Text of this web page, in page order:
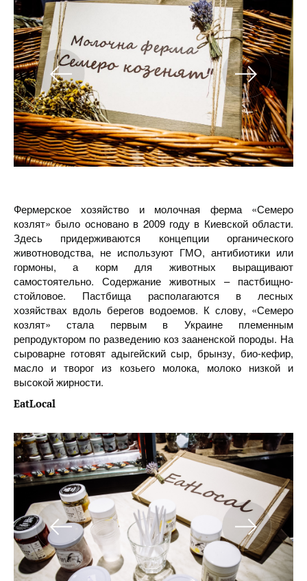
Фермерское хозяйство и молочная ферма «Семеро
козлят» было основано в 2009 году в Киевской области.
Здесь придерживаются концепции органического
животноводства, не используют ГМО, антибиотики или
гормоны, а корм для животных выращивают
самостоятельно. Содержание животных – пастбищно-
стойловое. Пастбища располагаются в лесных
хозяйствах вдоль берегов водоемов. К слову, «Семеро
козлят» стала первым в Украине племенным
репродуктором по разведению коз зааненской породы. На
сыроварне готовят адыгейский сыр, брынзу, био-кефир,
масло и творог из козьего молока, молоко низкой и
высокой жирности.
EatLocal